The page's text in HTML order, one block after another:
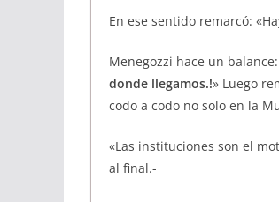
En ese sentido remarcó:
Menegozzi hace un
donde llegamos.!» Luego
codo a codo no solo en la
«Las instituciones son el
al final.-